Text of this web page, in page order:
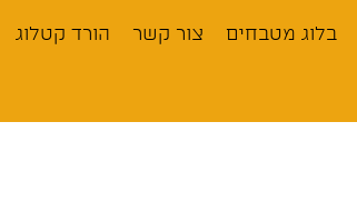
בלוג מטבחים צור קשר הורד קטלוג